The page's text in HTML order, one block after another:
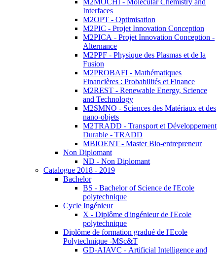
M2MOCHI - Molecular Chemistry and
Interfaces
M2OPT - Optimisation
M2PIC - Projet Innovation Conception
M2PICA - Projet Innovation Conception -
Alternance
M2PPF - Physique des Plasmas et de la
Fusion
M2PROBAFI - Mathématiques
Financières : Probabilités et Finance
M2REST - Renewable Energy, Science
and Technology
M2SMNO - Sciences des Matériaux et des
nano-objets
M2TRADD - Transport et Développement
Durable - TRADD
MBIOENT - Master Bio-entrepreneur
Non Diplomant
ND - Non Diplomant
Catalogue 2018 - 2019
Bachelor
BS - Bachelor of Science de l'Ecole
polytechnique
Cycle Ingénieur
X - Diplôme d'ingénieur de l'Ecole
polytechnique
Diplôme de formation gradué de l'Ecole
Polytechnique -MSc&T
GD-AIAVC - Artificial Intelligence and